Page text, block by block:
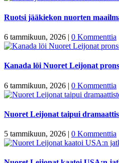
Ruotsi jääkiekon nuorten
6 tammikuun, 2026 | 0 Kommenttia
Kanada löi Nuoret Leijonat
6 tammikuun, 2026 | 0 Kommenttia
Nuoret Leijonat taipui
5 tammikuun, 2026 | 0 Kommenttia